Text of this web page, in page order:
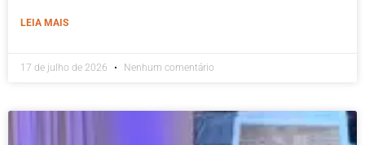
LEIA MAIS
17 de julho de 2026 Nenhum comentário